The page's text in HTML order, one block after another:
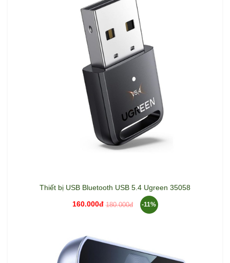
Thiết bị USB Bluetooth USB 5.4 Ugreen 35058
160.000đ 180.000đ -11%